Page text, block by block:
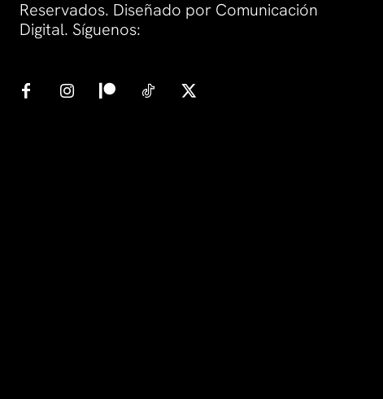
Reservados. Diseñado por Comunicación
Digital. Síguenos: